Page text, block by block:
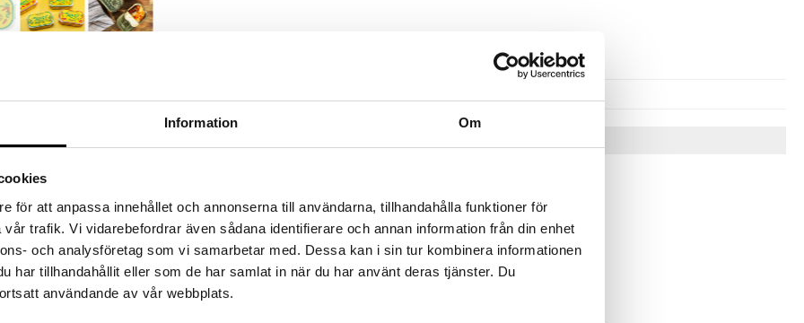
Information Om
för att anpassa innehållet och annonserna till användarna, tillhandahålla funktioner för
trafik. Vi vidarebefordrar även sådana identifierare och annan information från din enhet
och analysföretag som vi samarbetar med. Dessa kan i sin tur kombinera informationen
har tillhandahållit eller som de har samlat in när du har använt deras tjänster. Du
användande av vår webbplats.
löydöt kotiin!
tehdä löytöjä suuresta ALEstamme. Juuri
hinnoilla!
31.8.2026 asti mutta ole nopea -
voivat päästä loppumaan!
ale-löydöt »